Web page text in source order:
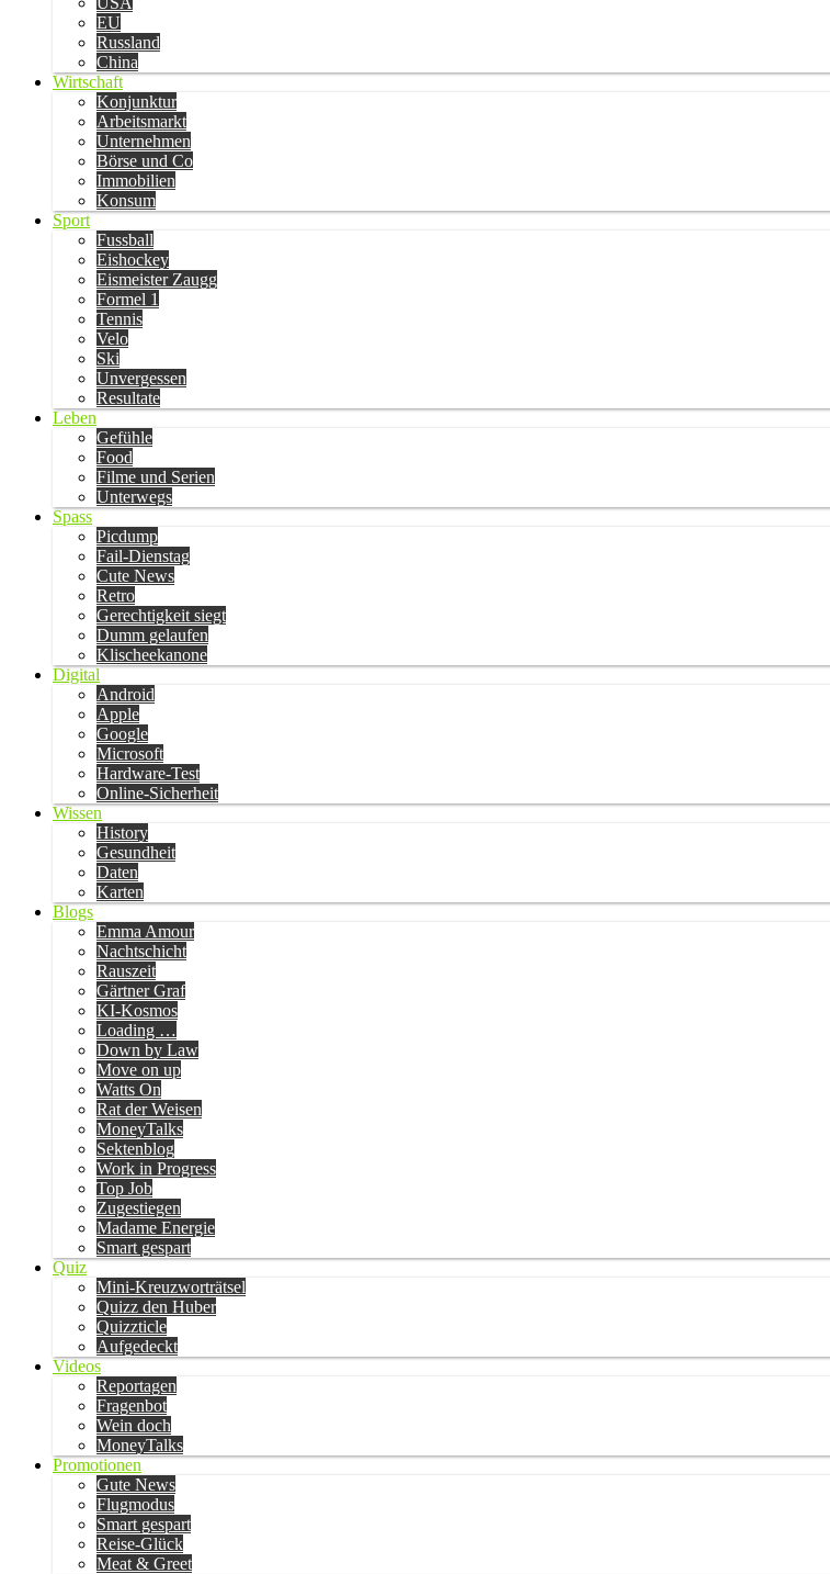
EU
Russland
China
Wirtschaft
Konjunktur
Arbeitsmarkt
Unternehmen
Börse und Co
Immobilien
Konsum
Sport
Fussball
Eishockey
Eismeister Zaugg
Formel 1
Tennis
Velo
Ski
Unvergessen
Resultate
Leben
Gefühle
Food
Filme und Serien
Unterwegs
Spass
Picdump
Fail-Dienstag
Cute News
Retro
Gerechtigkeit siegt
Dumm gelaufen
Klischeekanone
Digital
Android
Apple
Google
Microsoft
Hardware-Test
Online-Sicherheit
Wissen
History
Gesundheit
Daten
Karten
Blogs
Emma Amour
Nachtschicht
Rauszeit
Gärtner Graf
KI-Kosmos
Loading …
Down by Law
Move on up
Watts On
Rat der Weisen
MoneyTalks
Sektenblog
Work in Progress
Top Job
Zugestiegen
Madame Energie
Smart gespart
Quiz
Mini-Kreuzworträtsel
Quizz den Huber
Quizzticle
Aufgedeckt
Videos
Reportagen
Fragenbot
Wein doch
MoneyTalks
Promotionen
Gute News
Flugmodus
Smart gespart
Reise-Glück
Meat & Greet